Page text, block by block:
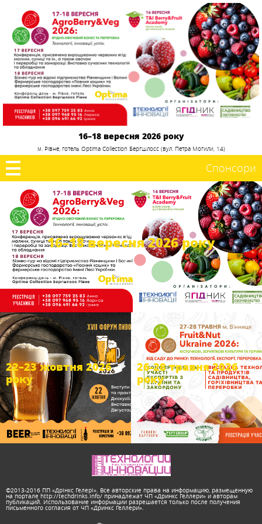
16–18 вересня 2026 року
м. Рівне, готель Optima Collection Бергшлосс (вул. Петра Могили, 14)
Спонсори
16–18 вересня 2026 року
22–23 жовтня 2026
року
26-28 травня 2026
року
©2013-2016 ПП «Дрінкс Гелері». Все авторские права на информацию, размещенную
на портале http://techdrinks.info/ принадлежат ЧП «Дринкс Геллери» и авторам
публикаций. Использование информации разрешается только после получения
письменного согласия от ЧП «Дринкс Геллери».